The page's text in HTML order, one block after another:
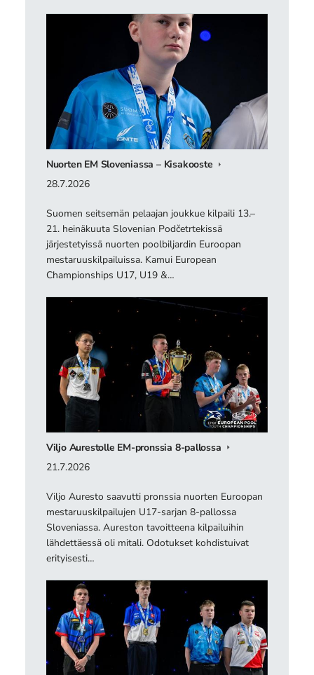
Nuorten EM Sloveniassa – Kisakooste
28.7.2026
Suomen seitsemän pelaajan joukkue kilpaili 13.–
21. heinäkuuta Slovenian Podčetrtekissä
järjestetyissä nuorten poolbiljardin Euroopan
mestaruuskilpailuissa. Kamui European
Championships U17, U19 &…
Viljo Aurestolle EM-pronssia 8-pallossa
21.7.2026
Viljo Auresto saavutti pronssia nuorten Euroopan
mestaruuskilpailujen U17-sarjan 8-pallossa
Sloveniassa. Aureston tavoitteena kilpailuihin
lähdettäessä oli mitali. Odotukset kohdistuivat
erityisesti…